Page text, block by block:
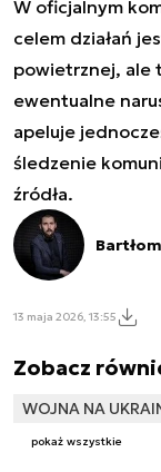
W oficjalnym
celem działań
powietrznej, ale
ewentualne
apeluje
śledzenie
źródła.
13 maja 2026, 13:55
Zobacz
WOJNA NA
pokaż wszystkie